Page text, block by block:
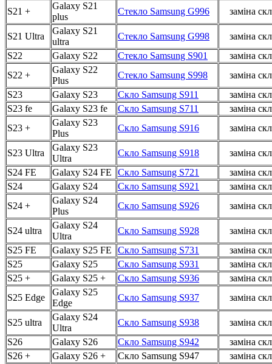
S21 +
Galaxy S21
plus
Стекло Samsung G996 заміна
S21 Ultra
Galaxy S21
ultra
Стекло Samsung G998
заміна
S22
Galaxy S22 Стекло Samsung S901
заміна
S22 +
Galaxy S22
Plus
Стекло Samsung S998
заміна
S23
Galaxy S23 Скло Samsung S911
заміна
S23 fe
Galaxy S23 fe Скло Samsung S711
заміна
S23 +
Galaxy S23
Plus
Скло Samsung S916 заміна
S23 Ultra
Galaxy S23
Ultra
Скло Samsung S918
заміна
S24 FE
Galaxy S24 FE Скло Samsung S721
заміна
S24
Galaxy S24 Скло Samsung S921
заміна
S24 +
Galaxy S24
Plus
Скло Samsung S926 заміна
S24 ultra
Galaxy S24
Ultra
Скло Samsung S928
заміна
S25 FE
Galaxy S25 FE Скло Samsung S731
заміна
S25
Galaxy S25 Скло Samsung S931
заміна
S25 +
Galaxy S25 + Скло Samsung S936
заміна
S25 Edge
Galaxy S25
Edge
Скло Samsung S937 заміна
S25 ultra
Galaxy S24
Ultra
Скло Samsung S938
заміна
S26
Galaxy S26 Скло Samsung S942
заміна
S26 +
Galaxy S26 + Скло Samsung S947
заміна